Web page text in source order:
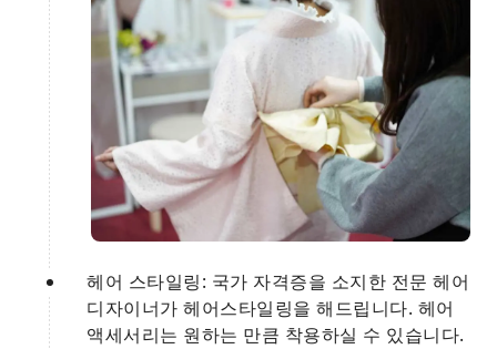
헤어 스타일링: 국가 자격증을 소지한 전문 헤어
디자이너가 헤어스타일링을 해드립니다. 헤어
액세서리는 원하는 만큼 착용하실 수 있습니다.